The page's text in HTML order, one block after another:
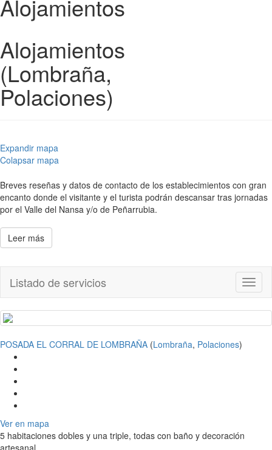
Alojamientos
Alojamientos
(Lombraña,
Polaciones)
Expandir mapa
Colapsar mapa
Breves reseñas y datos de contacto de los establecimientos con gran
encanto donde el visitante y el turista podrán descansar tras jornadas
por el Valle del Nansa y/o de Peñarrubia.
Leer más
Listado de servicios
POSADA EL CORRAL DE LOMBRAÑA (Lombraña, Polaciones)
Ver en mapa
5 habitaciones dobles y una triple, todas con baño y decoración